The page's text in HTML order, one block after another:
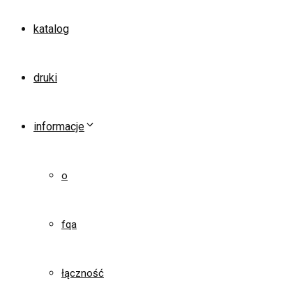
katalog
druki
informacje
o
fqa
łączność